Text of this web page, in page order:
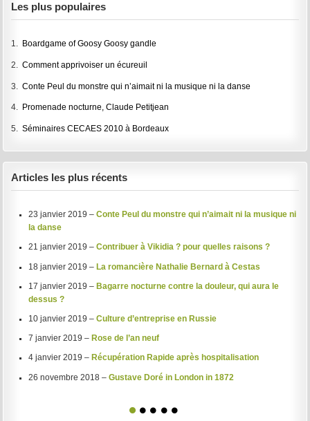
Les plus populaires
1. Boardgame of Goosy Goosy gandle
2.Comment apprivoiser un écureuil
3.Conte Peul du monstre qui n’aimait ni la musique ni la danse
4. Promenade nocturne, Claude Petitjean
5.Séminaires CECAES 2010 à Bordeaux
Articles les plus récents
23 janvier 2019 – Conte Peul du monstre qui n’aimait ni la musique ni
la danse
21 janvier 2019 – Contribuer à Vikidia ? pour quelles raisons ?
18 janvier 2019 – La romancière Nathalie Bernard à Cestas
17 janvier 2019 – Bagarre nocturne contre la douleur, qui aura le
dessus ?
10 janvier 2019 – Culture d’entreprise en Russie
7 janvier 2019 – Rose de l’an neuf
4 janvier 2019 – Récupération Rapide après hospitalisation
26 novembre 2018 – Gustave Doré in London in 1872
1 2 3 4 5